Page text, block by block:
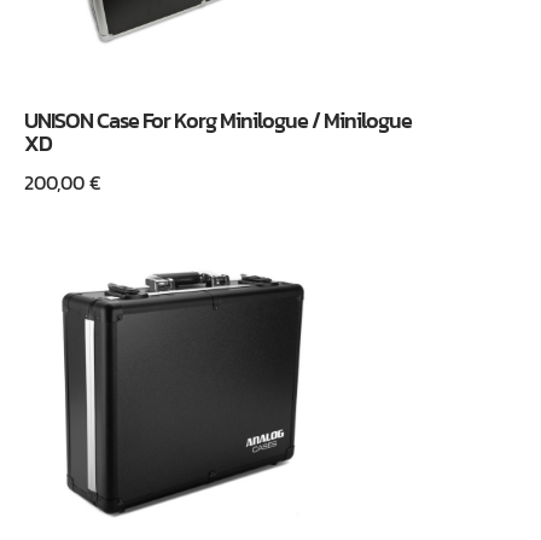
UNISON Case For Korg Minilogue / Minilogue
XD
200,00€